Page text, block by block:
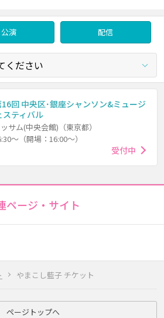
やまこし藍子 チケット
公演 配信
回 中央区･銀座シャンソン&ミュージ
スティバル
サム(中央会館)（東京都）
～（開場：16:00～）
受付中
ページ・サイト
ページトップへ